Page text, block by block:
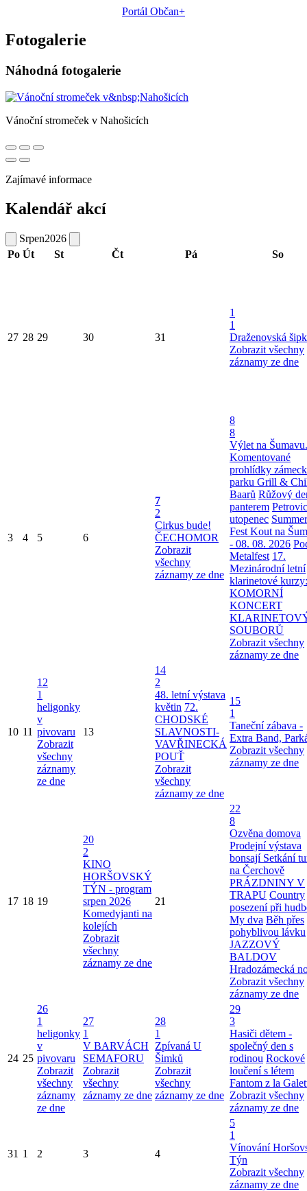
Portál Občan+
Fotogalerie
Náhodná fotogalerie
Vánoční stromeček v Nahošicích
Zajímavé informace
Kalendář akcí
Srpen2026
Po Út St Čt Pá So
27 28 29 30 31
1
1
Draženovská
Zobrazit všechny
záznamy ze dne
3 4 5 6
7
2
Cirkus bude!
ČECHOMOR
Zobrazit
všechny
záznamy ze dne
8
8
Výlet na Šumavu.
Komentované
prohlídky
parku Grill &
Baarů Růžový
panterem
utopenec Summer
Fest Kout na
- 08. 08. 2026
Metalfest 17.
Mezinárodní letní
klarinetové kurzy:
KOMORNÍ
KONCERT
SOUBORŮ
Zobrazit všechny
záznamy ze dne
10 11
12
1
heligonky
v
pivovaru
Zobrazit
všechny
záznamy
ze dne
13
14
2
48. letní výstava
květin 72.
CHODSKÉ
SLAVNOSTI-
VAVŘINECKÁ
POUŤ
Zobrazit
všechny
záznamy ze dne
15
1
Taneční zábava -
Extra Band,
Zobrazit všechny
záznamy ze dne
17 18 19
20
2
KINO
HORŠOVSKÝ
TÝN - program
srpen 2026
Komedyjanti na
kolejích
Zobrazit
všechny
záznamy ze dne
21
22
8
Ozvěna domova
Prodejní výstava
bonsají Setkání
na Čerchově
PRÁZDNINY V
TRAPU Country
posezení při
My dva Běh přes
pohyblivou lávku
JAZZOVÝ
BALDOV
Hradozámecká
Zobrazit všechny
záznamy ze dne
24 25
26
1
heligonky
v
pivovaru
Zobrazit
všechny
záznamy
ze dne
27
1
V BARVÁCH
SEMAFORU
Zobrazit
všechny
záznamy ze dne
28
1
Zpívaná U
Šimků
Zobrazit
všechny
záznamy ze dne
29
3
Hasiči dětem -
společný den s
rodinou Rockové
loučení s létem
Fantom z la
Zobrazit všechny
záznamy ze dne
31 1 2 3 4
5
1
Vínování
Týn
Zobrazit všechny
záznamy ze dne